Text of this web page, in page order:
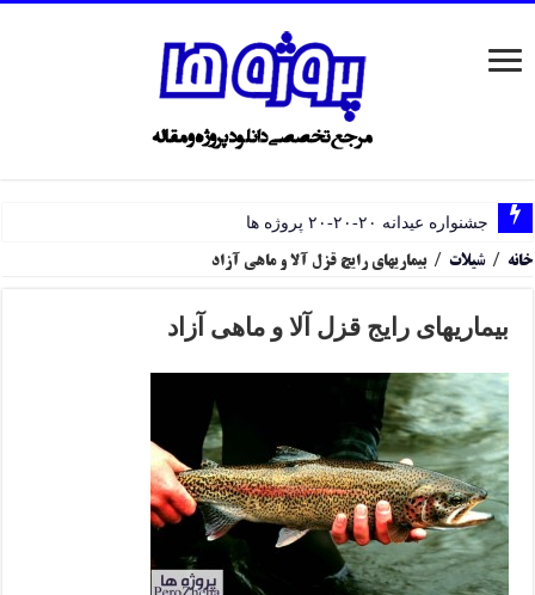
جشنواره عیدانه ۲۰-۲۰-۲۰ پروژه ها
خانه / شیلات / بیماریهای رایج قزل آلا و ماهی آزاد
بیماریهای رایج قزل آلا و ماهی آزاد